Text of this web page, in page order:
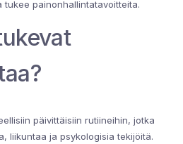
tukee painonhallintatavoitteita.
päivittäisiin rutiineihin, jotka
liikuntaa ja psykologisia tekijöitä.